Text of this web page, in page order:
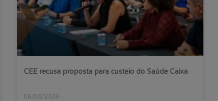
CEE recusa proposta para custeio do Saúde Caixa
06/08/2026